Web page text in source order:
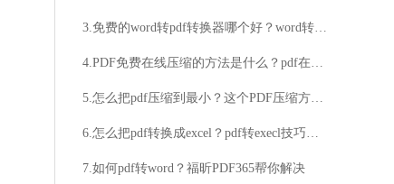
3.免费的word转pdf转换器哪个好？word转pdf步骤详解
4.PDF免费在线压缩的方法是什么？pdf在线转成ppt的方法讲解
5.怎么把pdf压缩到最小？这个PDF压缩方法很简单
6.怎么把pdf转换成excel？pdf转execl技巧分享
7.如何pdf转word？福昕PDF365帮你解决